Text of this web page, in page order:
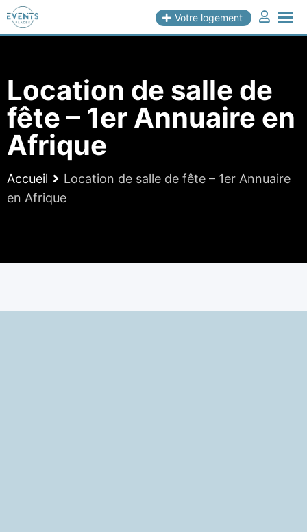
Skip
Votre logement
Location de salle de
fête – 1er Annuaire en
Afrique
Accueil
Location de salle de fête – 1er Annuaire
en Afrique